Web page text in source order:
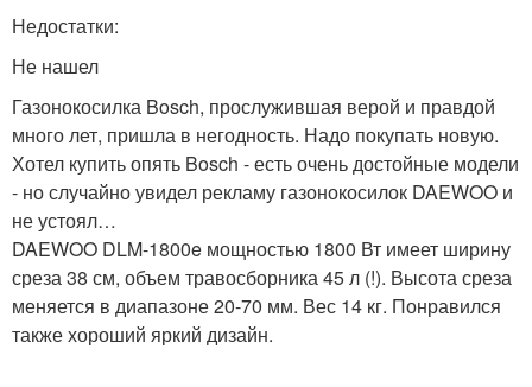
Недостатки:
Не нашел
Газонокосилка Bosch, прослужившая верой и правдой
много лет, пришла в негодность. Надо покупать новую.
Хотел купить опять Bosch - есть очень достойные модели
- но случайно увидел рекламу газонокосилок DAEWOO и
не устоял…
DAEWOO DLM-1800e мощностью 1800 Вт имеет ширину
среза 38 см, объем травосборника 45 л (!). Высота среза
меняется в диапазоне 20-70 мм. Вес 14 кг. Понравился
также хороший яркий дизайн.